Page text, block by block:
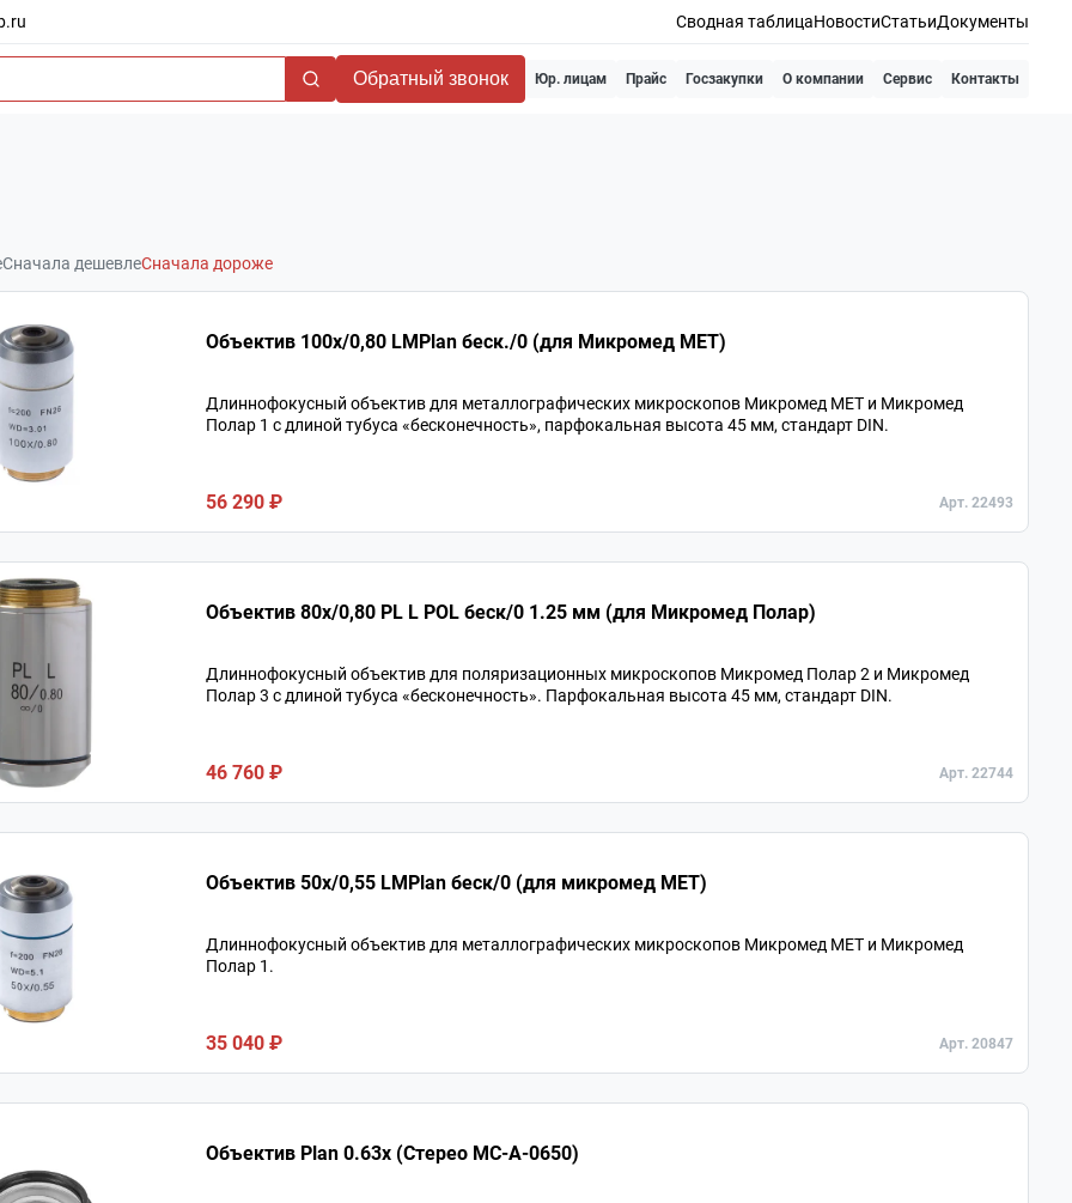
Сводная таблицаНовостиСтатьиДокументы
Обратный звонок Юр. лицам Прайс Госзакупки О компании Сервис Контакты
Сначала дешевлеСначала дороже
Объектив 100х/0,80 LMPlan беск./0 (для Микромед МЕТ)
Длиннофокусный объектив для металлографических микроскопов Микромед МЕТ и Микромед
Полар 1 с длиной тубуса «бесконечность», парфокальная высота 45 мм, стандарт DIN.
56 290 ₽ Арт. 22493
Объектив 80х/0,80 PL L POL беск/0 1.25 мм (для Микромед Полар)
Длиннофокусный объектив для поляризационных микроскопов Микромед Полар 2 и Микромед
Полар 3 с длиной тубуса «бесконечность». Парфокальная высота 45 мм, стандарт DIN.
46 760 ₽ Арт. 22744
Объектив 50х/0,55 LMPlan беск/0 (для микромед МЕТ)
Длиннофокусный объектив для металлографических микроскопов Микромед МЕТ и Микромед
Полар 1.
35 040 ₽ Арт. 20847
Объектив Plan 0.63x (Стерео MC-A-0650)